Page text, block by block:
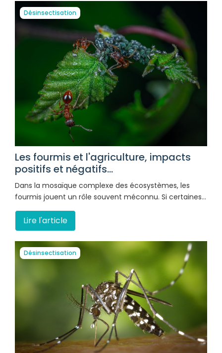
Désinsectisation
Les fourmis et l'agriculture, impacts
positifs et négatifs...
Dans la mosaïque complexe des écosystèmes, les
fourmis jouent un rôle souvent méconnu. Si certaines…
Lire l'article
Désinsectisation